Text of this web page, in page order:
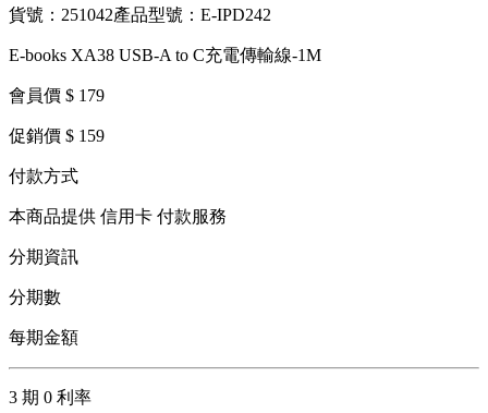
貨號：251042產品型號：E-IPD242
E-books XA38 USB-A to C充電傳輸線-1M
會員價 $ 179
促銷價 $ 159
付款方式
本商品提供 信用卡 付款服務
分期資訊
分期數
每期金額
3 期 0 利率